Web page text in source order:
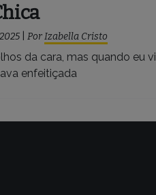
PorIzabella Cristo
da cara, mas quando eu vi,
enfeitiçada